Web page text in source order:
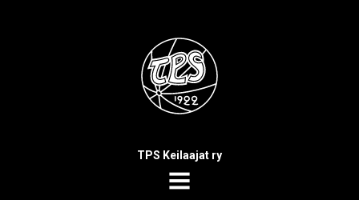
TPS Keilaajat ry
MENU